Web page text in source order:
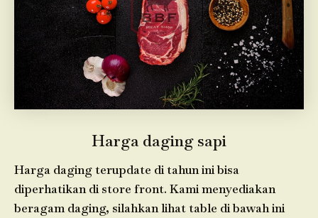
Harga daging sapi
Harga daging terupdate di tahun ini bisa
diperhatikan di store front. Kami menyediakan
beragam daging, silahkan lihat table di bawah ini